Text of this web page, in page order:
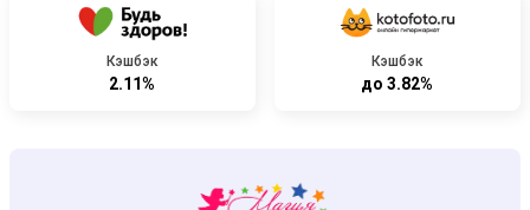
Кэшбэк
2.11%
Кэшбэк
до 3.82%